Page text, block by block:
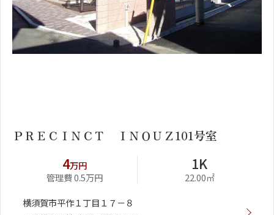
ＰＲＥＣＩＮＣＴ ＩＮＯＵＺ101号室
4万円
管理費 0.5万円
1K
22.00㎡
横須賀市平作１丁目１７－８